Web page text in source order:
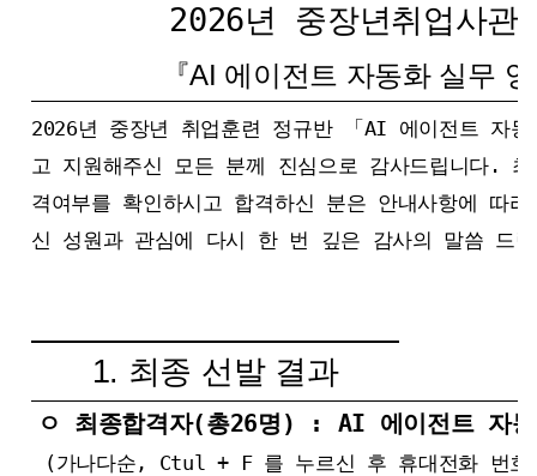
2026년 중장년취업사
『AI 에이전트 자동화 실무
2026년 중장년 취업훈련 정규반 「AI 에이전트 자
고 지원해주신 모든 분께 진심으로 감사드립니다.
격여부를 확인하시고 합격하신 분은 안내사항에 따
신 성원과 관심에 다시 한 번 깊은 감사의 말씀 드
1. 최종 선발 결과
ㅇ 최종합격자(총26명) : AI 에이전트 자
(가나다순, Ctul + F 를 누르신 후 휴대전화 번호